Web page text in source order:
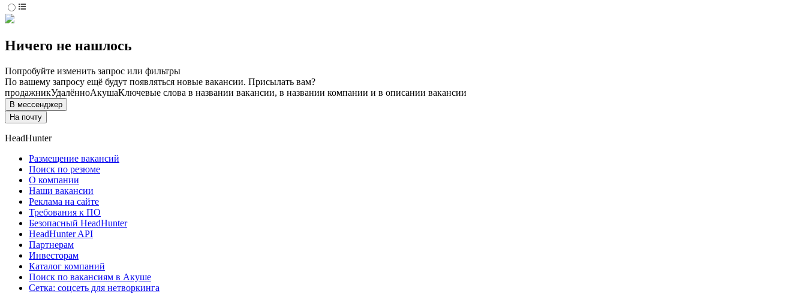
Ничего не нашлось
Попробуйте изменить запрос или фильтры
По вашему запросу ещё будут появляться новые вакансии. Присылать вам?
продажникУдалённоАкушаКлючевые слова в названии вакансии, в названии компании и в описании вакансии
В мессенджер
На почту
HeadHunter
Размещение вакансий
Поиск по резюме
О компании
Наши вакансии
Реклама на сайте
Требования к ПО
Безопасный HeadHunter
HeadHunter API
Партнерам
Инвесторам
Каталог компаний
Поиск по вакансиям в Акуше
Сетка: соцсеть для нетворкинга